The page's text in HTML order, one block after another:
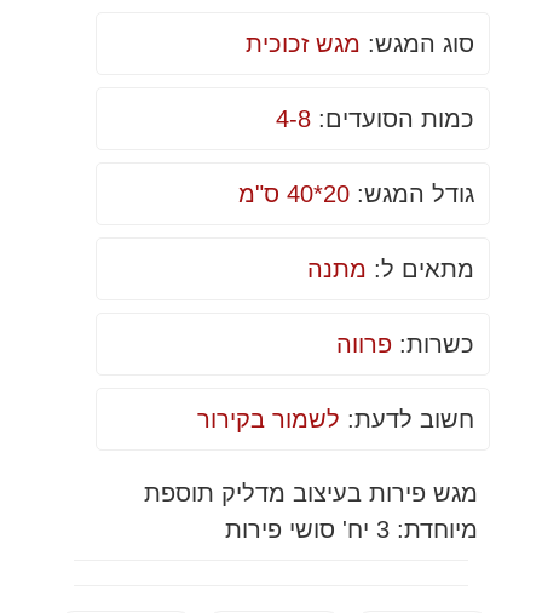
סוג המגש: מגש זכוכית
כמות הסועדים: 4-8
גודל המגש: 20*40 ס"מ
מתאים ל: מתנה
כשרות: פרווה
חשוב לדעת: לשמור בקירור
מגש פירות בעיצוב מדליק תוספת
מיוחדת: 3 יח' סושי פירות